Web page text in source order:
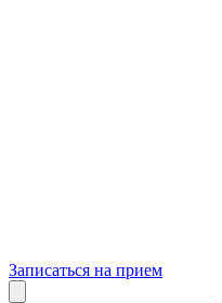
Записаться на прием